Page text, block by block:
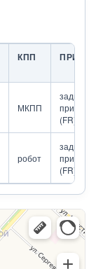
КПП ПРИВОД
МКПП
задний
привод
(FR)
робот
задний
привод
(FR)